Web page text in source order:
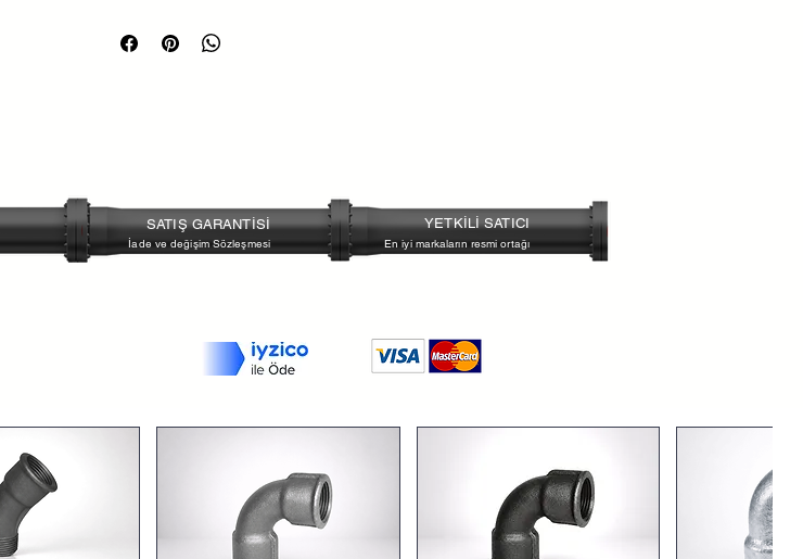
Buhar dağıtım sistemleri
İç Aksam: Paslanmaz Çelik
SATIŞ GARANTİSİ
İade ve değişim Sözleşmesi
YETKİLİ SATICI
En iyi markaların resmi ortağı